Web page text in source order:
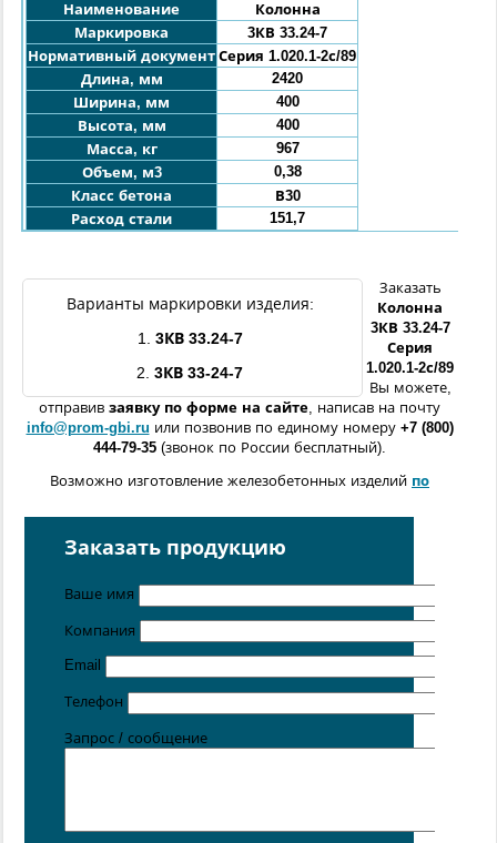
Наименование
Колонна
Маркировка
3КВ 33.24-7
Нормативный документ Серия 1.020.1-2с/89
Длина, мм
2420
Ширина, мм
400
Высота, мм
400
Масса, кг
967
Объем, м3
0,38
Класс бетона
В30
Расход стали
151,7
Варианты маркировки изделия:
1. 3КВ 33.24-7
2. 3КВ 33-24-7
Заказать
Колонна
3КВ 33.24-7
Серия
1.020.1-2с/89
Вы можете,
отправив заявку по форме на сайте, написав на почту
info@prom-gbi.ru или позвонив по единому номеру +7 (800)
444-79-35 (звонок по России бесплатный).
Возможно изготовление железобетонных изделий по
расположенных вСанкт-Петербурге
Цена от 5 руб. / кг
Заказать продукцию
Ваше имя
Компания
Email
Телефон
Запрос / сообщение